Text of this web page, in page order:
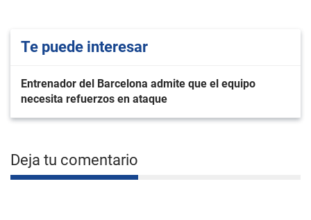
Te puede interesar
Entrenador del Barcelona admite que el equipo
necesita refuerzos en ataque
Deja tu comentario